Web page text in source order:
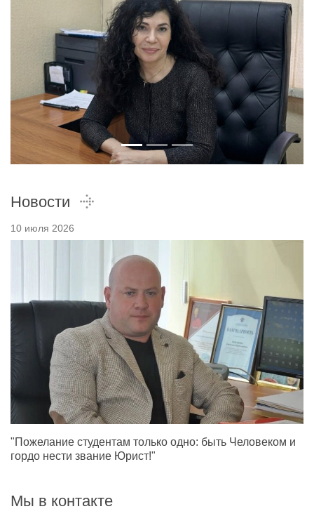
Новости
10 июля 2026
"Пожелание студентам только одно: быть Человеком и
гордо нести звание Юрист!"
Мы в контакте